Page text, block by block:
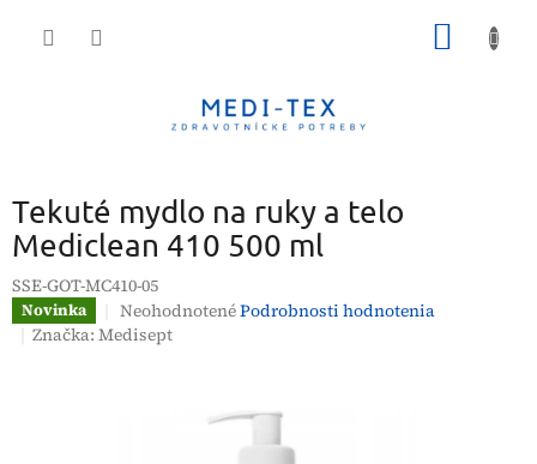
Tekuté mydlo na ruky a telo
Mediclean 410 500 ml
SSE-GOT-MC410-05
Novinka
Priemerné
hodnotenie
NeohodnotenéPodrobnosti hodnotenia
Značka:Medisept